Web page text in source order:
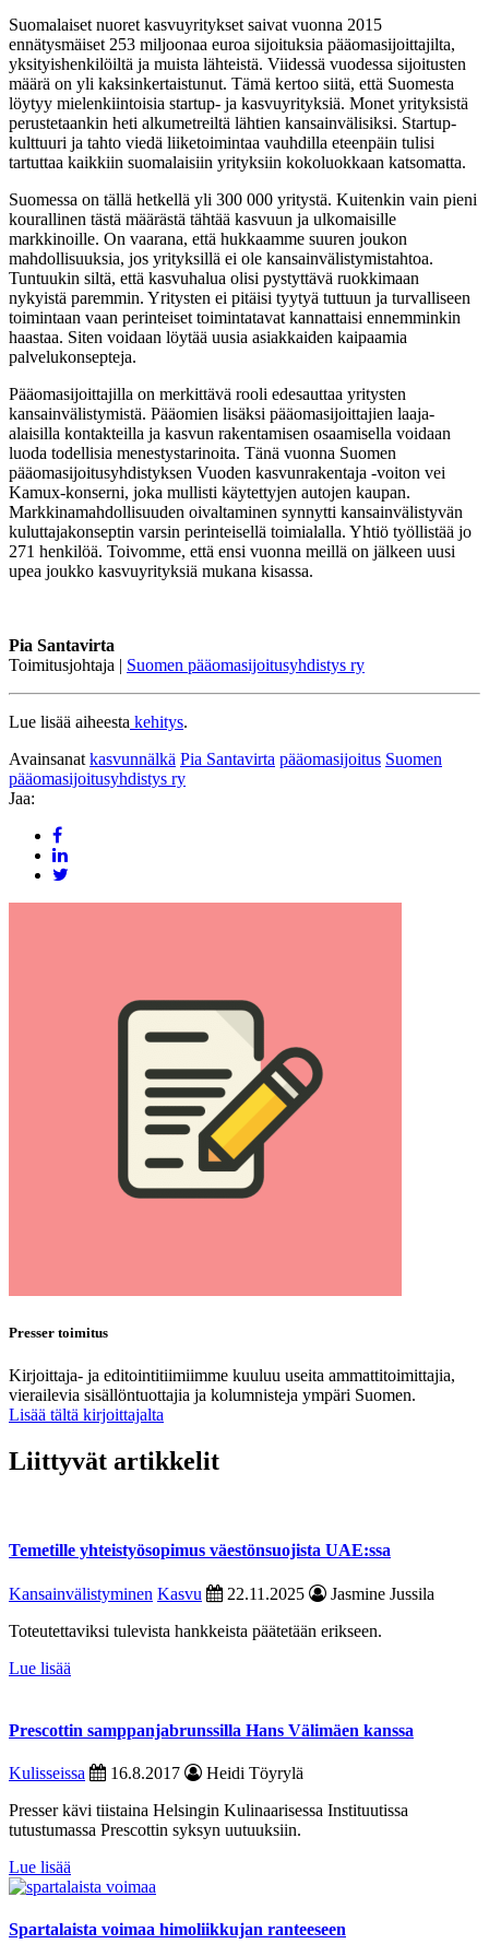
Suomalaiset nuoret kasvuyritykset saivat vuonna 2015
ennätysmäiset 253 miljoonaa euroa sijoituksia pääomasijoittajilta,
yksityishenkilöiltä ja muista lähteistä. Viidessä vuodessa sijoitusten
määrä on yli kaksinkertaistunut. Tämä kertoo siitä, että Suomesta
löytyy mielenkiintoisia startup- ja kasvuyrityksiä. Monet yrityksistä
perustetaankin heti alkumetreiltä lähtien kansainvälisiksi. Startup-
kulttuuri ja tahto viedä liiketoimintaa vauhdilla eteenpäin tulisi
tartuttaa kaikkiin suomalaisiin yrityksiin kokoluokkaan katsomatta.
Suomessa on tällä hetkellä yli 300 000 yritystä. Kuitenkin vain pieni
kourallinen tästä määrästä tähtää kasvuun ja ulkomaisille
markkinoille. On vaarana, että hukkaamme suuren joukon
mahdollisuuksia, jos yrityksillä ei ole kansainvälistymistahtoa.
Tuntuukin siltä, että kasvuhalua olisi pystyttävä ruokkimaan
nykyistä paremmin. Yritysten ei pitäisi tyytyä tuttuun ja turvalliseen
toimintaan vaan perinteiset toimintatavat kannattaisi ennemminkin
haastaa. Siten voidaan löytää uusia asiakkaiden kaipaamia
palvelukonsepteja.
Pääomasijoittajilla on merkittävä rooli edesauttaa yritysten
kansainvälistymistä. Pääomien lisäksi pääomasijoittajien laaja-
alaisilla kontakteilla ja kasvun rakentamisen osaamisella voidaan
luoda todellisia menestystarinoita. Tänä vuonna Suomen
pääomasijoitusyhdistyksen Vuoden kasvunrakentaja -voiton vei
Kamux-konserni, joka mullisti käytettyjen autojen kaupan.
Markkinamahdollisuuden oivaltaminen synnytti kansainvälistyvän
kuluttajakonseptin varsin perinteisellä toimialalla. Yhtiö työllistää jo
271 henkilöä. Toivomme, että ensi vuonna meillä on jälkeen uusi
upea joukko kasvuyrityksiä mukana kisassa.
Pia Santavirta
Toimitusjohtaja | Suomen pääomasijoitusyhdistys ry
Lue lisää aiheesta kehitys.
Avainsanat kasvunnälkä Pia Santavirta pääomasijoitus Suomen
pääomasijoitusyhdistys ry
Jaa:
Presser toimitus
Kirjoittaja- ja editointitiimiimme kuuluu useita ammattitoimittajia,
vierailevia sisällöntuottajia ja kolumnisteja ympäri Suomen.
Lisää tältä kirjoittajalta
Liittyvät artikkelit
Temetille yhteistyösopimus väestönsuojista UAE:ssa
Kansainvälistyminen Kasvu 22.11.2025
Jasmine Jussila
Toteutettaviksi tulevista hankkeista päätetään erikseen.
Lue lisää
Prescottin samppanjabrunssilla Hans Välimäen kanssa
Kulisseissa 16.8.2017
Heidi Töyrylä
Presser kävi tiistaina Helsingin Kulinaarisessa Instituutissa
tutustumassa Prescottin syksyn uutuuksiin.
Lue lisää
Spartalaista voimaa himoliikkujan ranteeseen